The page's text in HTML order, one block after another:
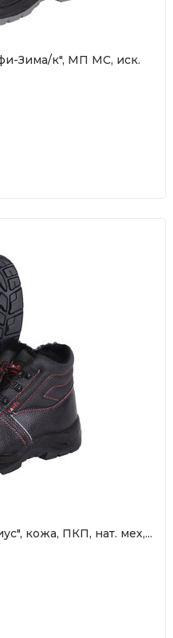
Зима/к", МП МС, иск.
кожа, ПКП, нат. мех,...